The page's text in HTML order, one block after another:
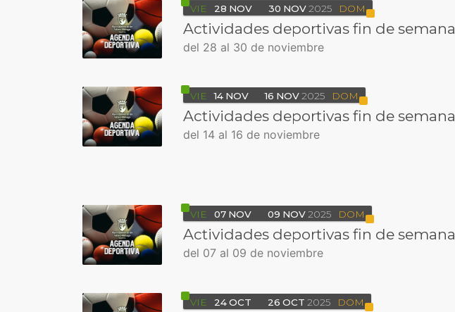
VIE 28 NOV 30 NOV 2025 DOM
Actividades deportivas fin de semana
del 28 al 30 de noviembre
VIE 14 NOV 16 NOV 2025 DOM
Actividades deportivas fin de semana
del 14 al 16 de noviembre
VIE 07 NOV 09 NOV 2025 DOM
Actividades deportivas fin de semana
del 07 al 09 de noviembre
VIE 24 OCT 26 OCT 2025 DOM